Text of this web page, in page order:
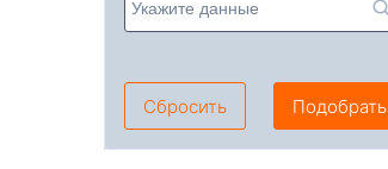
Sakura
УАЗ
Цитрон
Сбросить Подобрать